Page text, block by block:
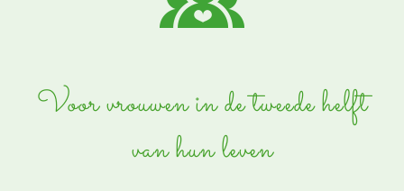
Voor vrouwen in de tweede helft
van hun leven